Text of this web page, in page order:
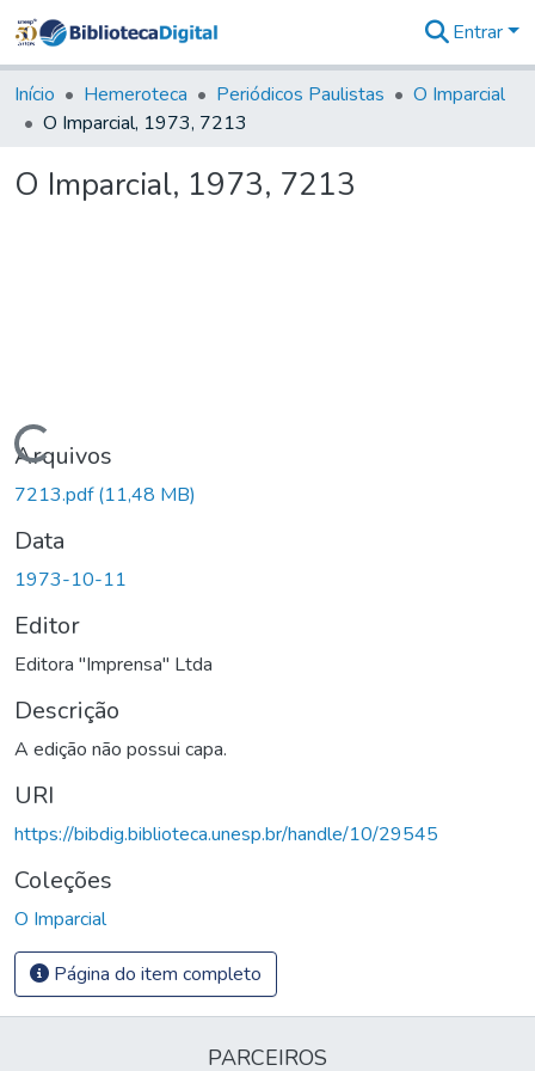
&
Coleções
Tudo na
Digital
Entrar
Início Hemeroteca Periódicos Paulistas
O Imparcial
O Imparcial, 1973, 7213
O Imparcial, 1973, 7213
Carregando...
Arquivos
7213.pdf(11,48 MB)
Data
1973-10-11
Editor
Editora "Imprensa" Ltda
Descrição
A edição não possui capa.
URI
https://bibdig.biblioteca.unesp.br/handle/10/29545
Coleções
O Imparcial
Página do item completo
PARCEIROS